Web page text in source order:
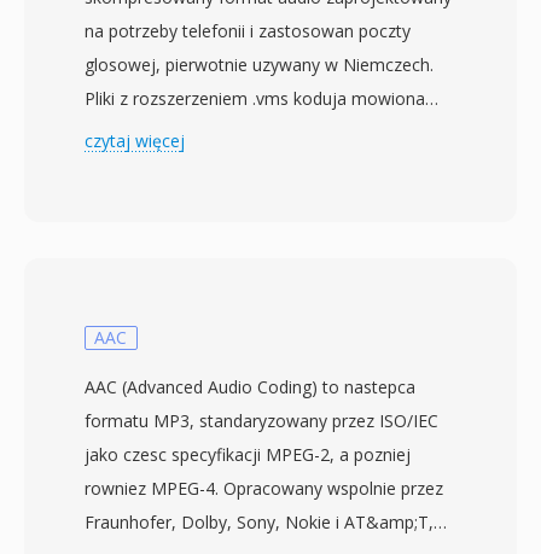
na potrzeby telefonii i zastosowan poczty
glosowej, pierwotnie uzywany w Niemczech.
Pliki z rozszerzeniem .vms koduja mowiona
zawartosc audio za pomoca modulacji delta ze
telefonii cyfrowej, i tworzy samoopisujace sie
krotkim naglowku. Ten naglowek odróznia VMS
od surowych strumieni CVSD, pozwalajac
narzedzaiom do odtwarzania przetwarzac
nagrania bez zewnetrznej konfiguracji. Zestaw
narzedzi audio SoX zapewnia natywna obsluge
czytaj więcej
AAC
AAC (Advanced Audio Coding) to nastepca
formatu MP3, standaryzowany przez ISO/IEC
jako czesc specyfikacji MPEG-2, a pozniej
rowniez MPEG-4. Opracowany wspolnie przez
Fraunhofer, Dolby, Sony, Nokie i AT&amp;T,